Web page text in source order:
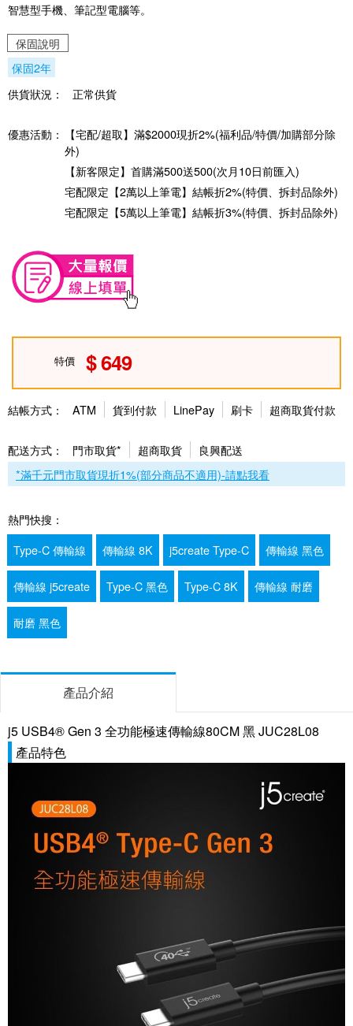
智慧型手機、筆記型電腦等。
保固說明
保固2年
供貨狀況：
正常供貨
優惠活動：
【宅配/超取】滿$2000現折2%(福利品/特價/加購部分除
外)
【新客限定】首購滿500送500(次月10日前匯入)
宅配限定【2萬以上筆電】結帳折2%(特價、拆封品除外)
宅配限定【5萬以上筆電】結帳折3%(特價、拆封品除外)
特價 649
結帳方式： ATM 貨到付款 LinePay 刷卡 超商取貨付款
配送方式： 門市取貨* 超商取貨
良興配送
*滿千元門市取貨現折1%(部分商品不適用)-請點我看
熱門快搜：
Type-C 傳輸線
傳輸線 8K j5create Type-C 傳輸線 黑色
傳輸線 j5create Type-C 黑色 Type-C 8K 傳輸線 耐磨
耐磨 黑色
產品介紹
j5 USB4® Gen 3 全功能極速傳輸線80CM 黑 JUC28L08
產品特色